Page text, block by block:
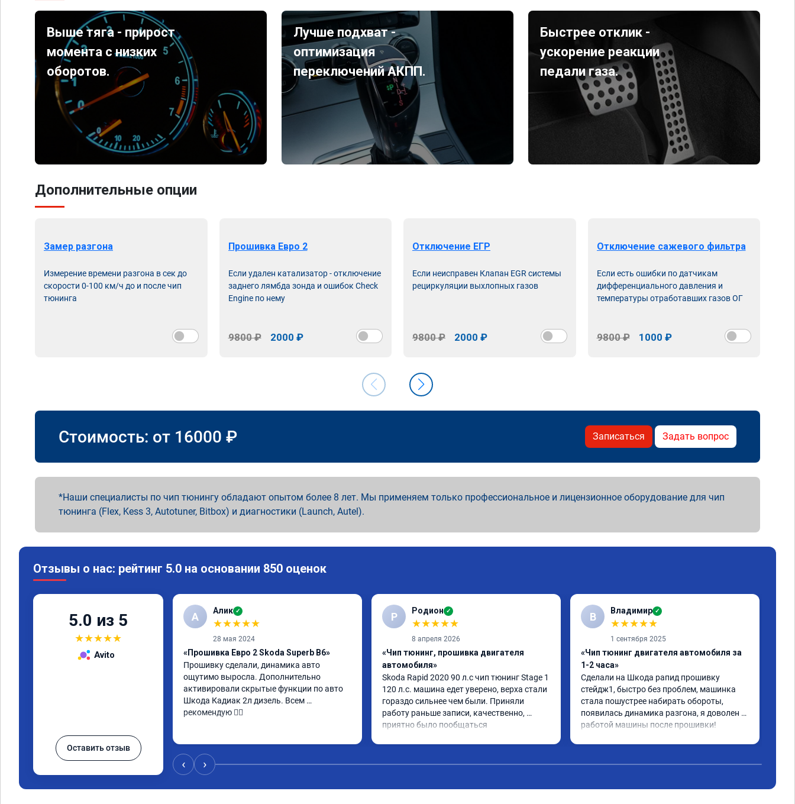
Выше тяга - прирост
момента с низких
оборотов.
Лучше подхват -
оптимизация
переключений АКПП.
Быстрее отклик -
ускорение реакции
педали газа.
Дополнительные опции
Замер разгона
Измерение времени разгона в сек до
скорости 0-100 км/ч до и после чип
тюнинга
Прошивка Евро 2
Если удален катализатор - отключение
заднего лямбда зонда и ошибок Check
Engine по нему
9800 ₽ 2000 ₽
Отключение ЕГР
Если неисправен Клапан EGR системы
рециркуляции выхлопных газов
9800 ₽ 2000 ₽
Отключение сажевого фильтра
Если есть ошибки по датчикам
дифференциального давления и
температуры отработавших газов ОГ
9800 ₽ 1000 ₽
Стоимость: от 16000 ₽ Записаться Задать вопрос
Наши специалисты по чип тюнингу обладают опытом более 8 лет. Мы применяем только профессиональное и лицензионное оборудование для чип
тюнинга (Flex, Kess 3, Autotuner, Bitbox) и диагностики (Launch, Autel).
Отзывы о нас: рейтинг 5.0 на основании 850 оценок
5.0 из 5
★★★★★
Avito
Оставить отзыв
А Алик ✓
★★★★★
28 мая 2024
«Прошивка Евро 2 Skoda Superb B6»
Прошивку сделали, динамика авто
ощутимо выросла. Дополнительно
активировали скрытые функции по авто
Шкода Кадиак 2л дизель. Всем
рекомендую 👍🏼
Р Родион ✓
★★★★★
8 апреля 2026
«Чип тюнинг, прошивка двигателя
автомобиля»
Skoda Rapid 2020 90 л.с чип тюнинг Stage 1
120 л.с. машина едет уверено, верха стали
гораздо сильнее чем были. Приняли
работу раньше записи, качественно,
приятно было пообщаться
В Владимир ✓
★★★★★
1 сентября 2025
«Чип тюнинг двигателя автомобиля за
1-2 часа»
Сделали на Шкода рапид прошивку
стейдж1, быстро без проблем, машинка
стала пошустрее набирать обороты,
появилась динамика разгона, я доволен
работой машины после прошивки!
‹ ›